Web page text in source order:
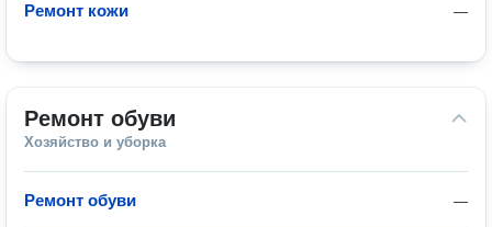
—
Ремонт кожи
Ремонт обуви
Хозяйство и уборка
—
Ремонт обуви